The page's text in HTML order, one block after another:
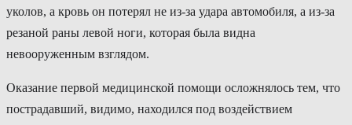
уколов, а кровь он потерял не из-за удара автомобиля, а из-за
резаной раны левой ноги, которая была видна
невооруженным взглядом.
Оказание первой медицинской помощи осложнялось тем, что
пострадавший, видимо, находился под воздействием